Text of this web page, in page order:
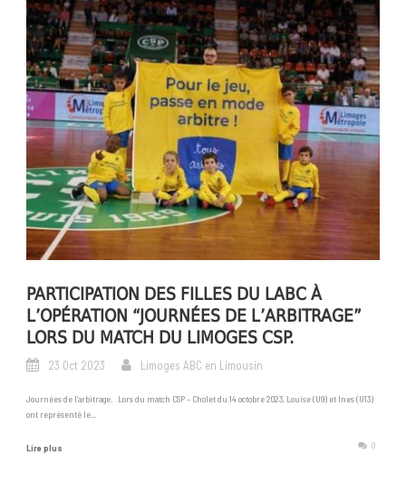
PARTICIPATION DES FILLES DU LABC À
L’OPÉRATION “JOURNÉES DE L’ARBITRAGE”
LORS DU MATCH DU LIMOGES CSP.
23 Oct 2023 Limoges ABC en Limousin
Journées de l’arbitrage. Lors du match CSP – Cholet du 14 octobre 2023, Louise (U9) et Ines (U13)
ont représenté le...
Lire plus 0